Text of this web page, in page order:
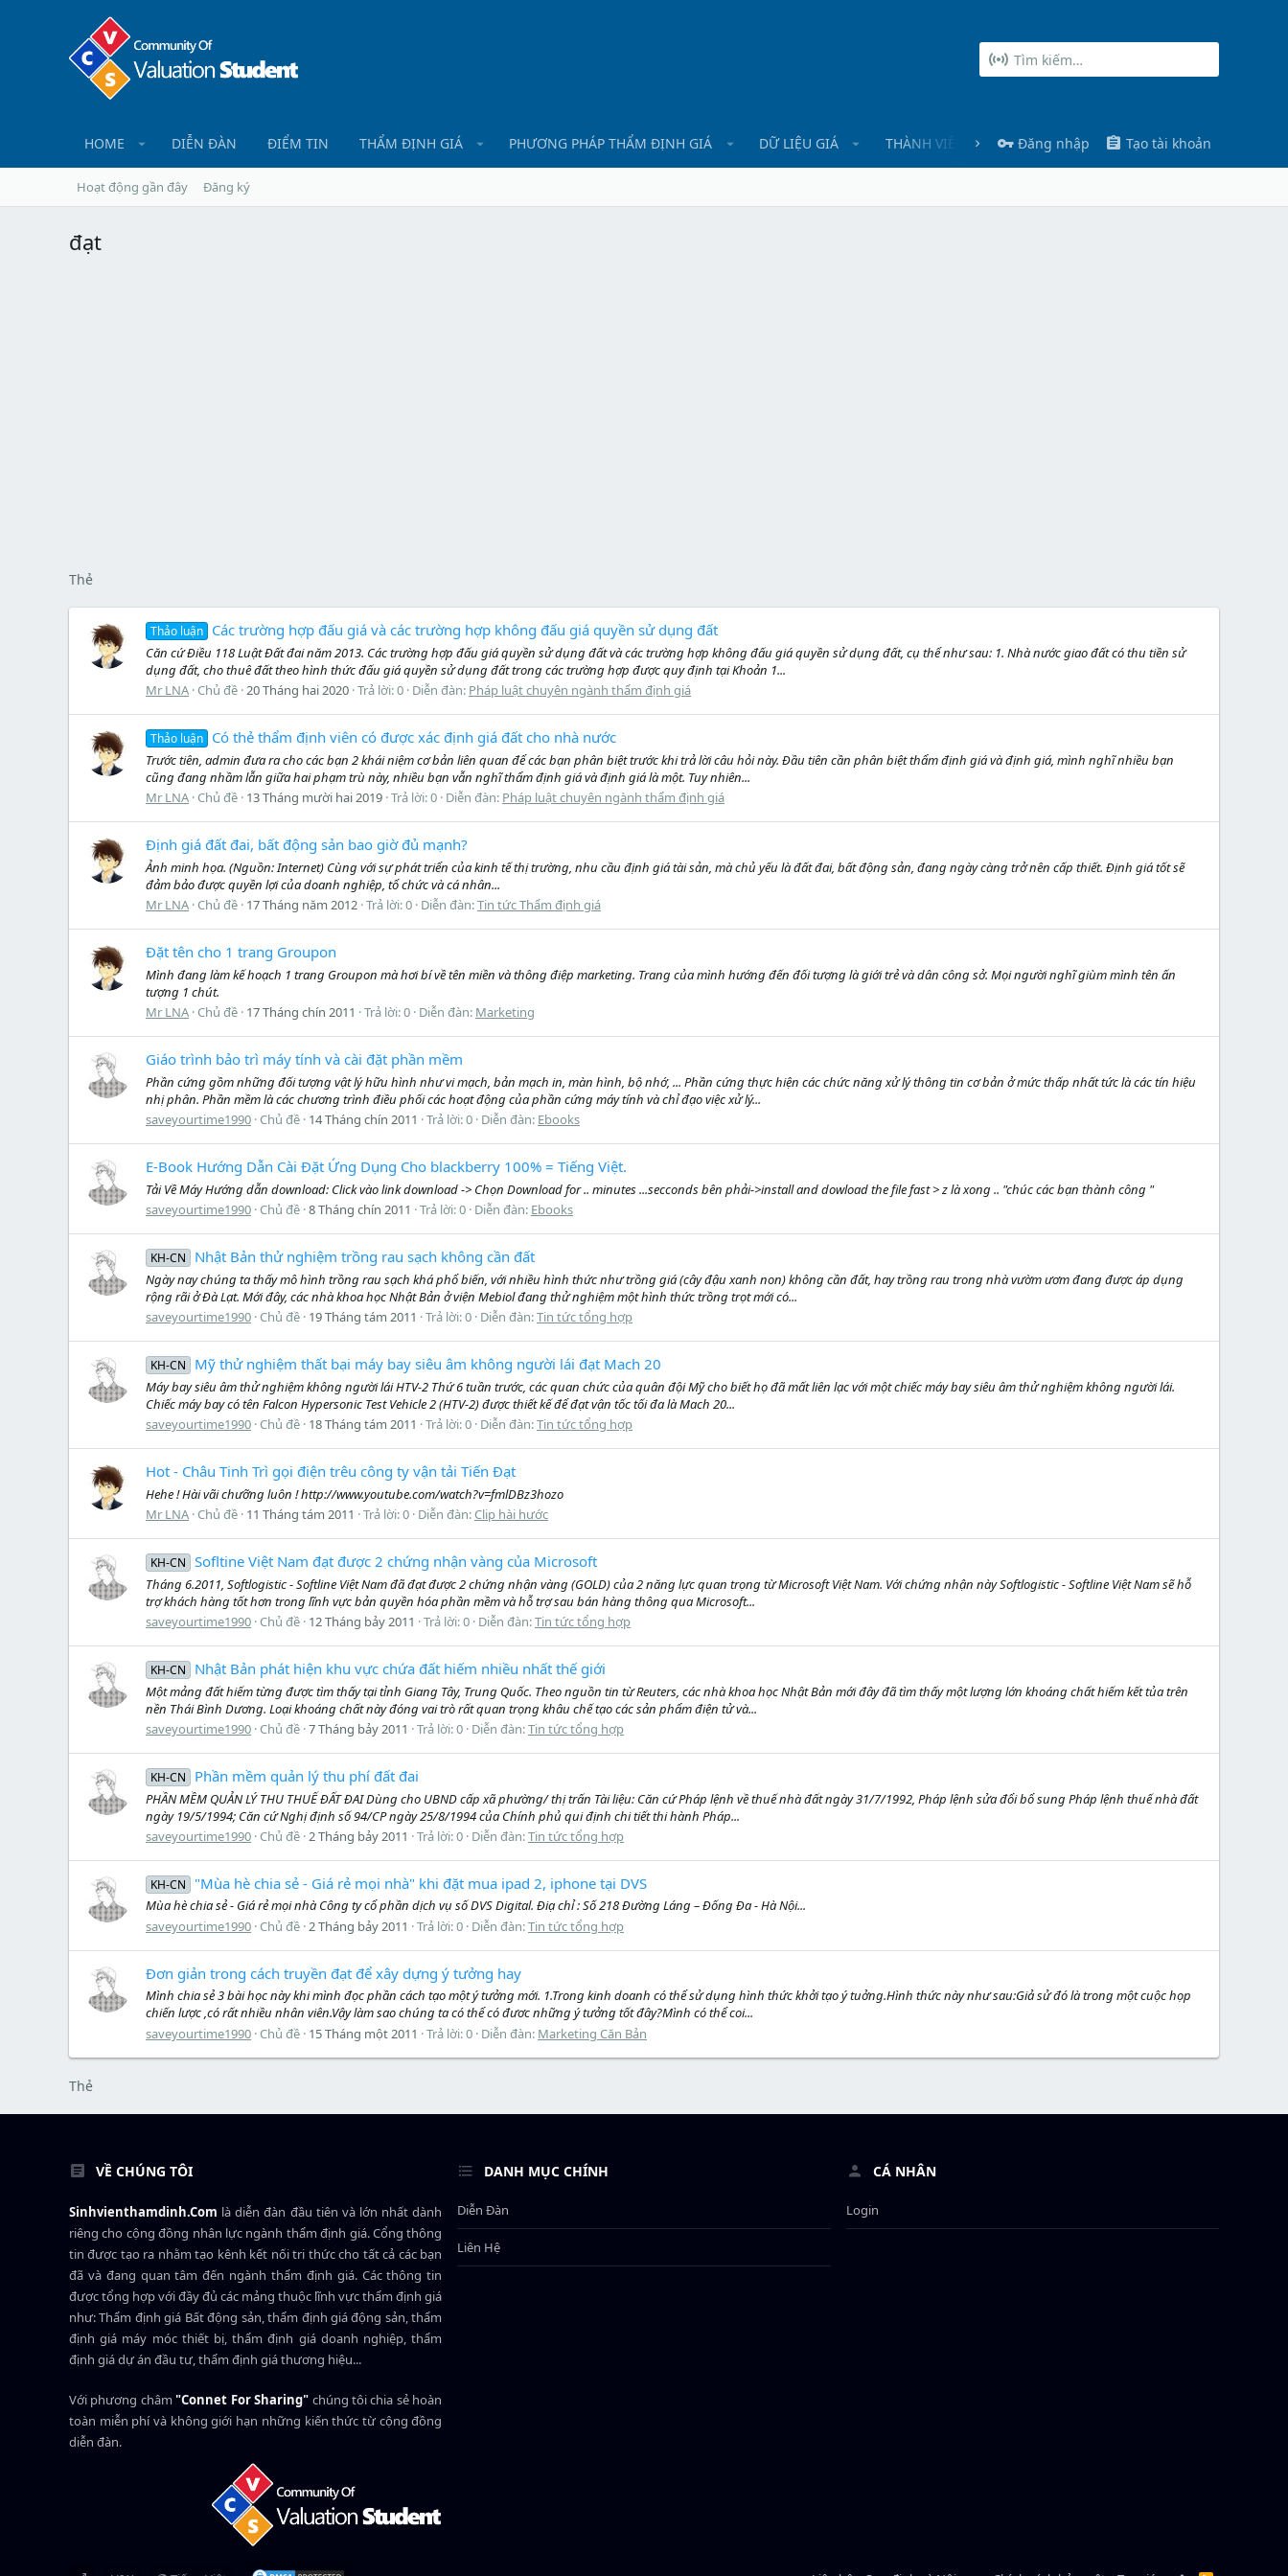
HOME DIỄN ĐÀN ĐIỂM TIN THẨM ĐỊNH GIÁ PHƯƠNG PHÁP THẨM ĐỊNH GIÁ DỮ LIỆU GIÁ THÀNH VIÊN Đăng nhập Tạo tài khoản
Hoạt động gần đây Đăng ký
đạt
Thẻ
Thảo luận Các trường hợp đấu giá và các trường hợp không đấu giá quyền sử dụng đất
Căn cứ Điều 118 Luật Đất đai năm 2013. Các trường hợp đấu giá quyền sử dụng đất và các trường hợp không đấu giá quyền sử dụng đất, cụ thể như sau: 1. Nhà nước giao đất có thu tiền sử
dụng đất, cho thuê đất theo hình thức đấu giá quyền sử dụng đất trong các trường hợp được quy định tại Khoản 1...
Mr LNA Chủ đề 20 Tháng hai 2020 Trả lời: 0 Diễn đàn: Pháp luật chuyên ngành thẩm định giá
Thảo luận Có thẻ thẩm định viên có được xác định giá đất cho nhà nước
Trước tiên, admin đưa ra cho các bạn 2 khái niệm cơ bản liên quan để các bạn phân biệt trước khi trả lời câu hỏi này. Đầu tiên cần phân biệt thẩm định giá và định giá, mình nghĩ nhiều bạn
cũng đang nhầm lẫn giữa hai phạm trù này, nhiều bạn vẫn nghĩ thẩm định giá và định giá là một. Tuy nhiên...
Mr LNA Chủ đề 13 Tháng mười hai 2019 Trả lời: 0 Diễn đàn: Pháp luật chuyên ngành thẩm định giá
Định giá đất đai, bất động sản bao giờ đủ mạnh?
Ảnh minh họa. (Nguồn: Internet) Cùng với sự phát triển của kinh tế thị trường, nhu cầu định giá tài sản, mà chủ yếu là đất đai, bất động sản, đang ngày càng trở nên cấp thiết. Định giá tốt sẽ
đảm bảo được quyền lợi của doanh nghiệp, tổ chức và cá nhân...
Mr LNA Chủ đề 17 Tháng năm 2012 Trả lời: 0 Diễn đàn:Tin tức Thẩm định giá
Đặt tên cho 1 trang Groupon
Mình đang làm kế hoạch 1 trang Groupon mà hơi bí về tên miền và thông điệp marketing. Trang của mình hướng đến đối tượng là giới trẻ và dân công sở. Mọi người nghĩ giùm mình tên ấn
tượng 1 chút.​
Mr LNA Chủ đề 17 Tháng chín 2011 Trả lời: 0 Diễn đàn: Marketing
Giáo trình bảo trì máy tính và cài đặt phần mềm
Phần cứng gồm những đối tượng vật lý hữu hình như vi mạch, bản mạch in, màn hình, bộ nhớ, ... Phần cứng thực hiện các chức năng xử lý thông tin cơ bản ở mức thấp nhất tức là các tín hiệu
nhị phân. Phần mềm là các chương trình điều phối các hoạt động của phần cứng máy tính và chỉ đạo việc xử lý...
saveyourtime1990 Chủ đề 14 Tháng chín 2011 Trả lời: 0 Diễn đàn: Ebooks
E-Book Hướng Dẫn Cài Đặt Ứng Dụng Cho blackberry 100% = Tiếng Việt.
Tải Về Máy Hướng dẫn download: Click vào link download -> Chọn Download for .. minutes ...secconds bên phải->install and dowload the file fast > z là xong .. "chúc các bạn thành công "
saveyourtime1990 Chủ đề 8 Tháng chín 2011 Trả lời: 0 Diễn đàn: Ebooks
KH-CN Nhật Bản thử nghiệm trồng rau sạch không cần đất
Ngày nay chúng ta thấy mô hình trồng rau sạch khá phổ biến, với nhiều hình thức như trồng giá (cây đậu xanh non) không cần đất, hay trồng rau trong nhà vườm ươm đang được áp dụng
rộng rãi ở Đà Lạt. Mới đây, các nhà khoa học Nhật Bản ở viện Mebiol đang thử nghiệm một hình thức trồng trọt mới có...
saveyourtime1990 Chủ đề 19 Tháng tám 2011 Trả lời: 0 Diễn đàn:Tin tức tổng hợp
KH-CN Mỹ thử nghiệm thất bại máy bay siêu âm không người lái đạt Mach 20
Máy bay siêu âm thử nghiệm không người lái HTV-2 Thứ 6 tuần trước, các quan chức của quân đội Mỹ cho biết họ đã mất liên lạc với một chiếc máy bay siêu âm thử nghiệm không người lái.
Chiếc máy bay có tên Falcon Hypersonic Test Vehicle 2 (HTV-2) được thiết kế để đạt vận tốc tối đa là Mach 20...
saveyourtime1990 Chủ đề 18 Tháng tám 2011 Trả lời: 0 Diễn đàn:Tin tức tổng hợp
Hot - Châu Tinh Trì gọi điện trêu công ty vận tải Tiến Đạt
Hehe ! Hài vãi chưỡng luôn ! http://www.youtube.com/watch?v=fmlDBz3hozo
Mr LNA Chủ đề 11 Tháng tám 2011 Trả lời: 0 Diễn đàn:Clip hài hước
KH-CN Sofltine Việt Nam đạt được 2 chứng nhận vàng của Microsoft
Tháng 6.2011, Softlogistic - Softline Việt Nam đã đạt được 2 chứng nhận vàng (GOLD) của 2 năng lực quan trọng từ Microsoft Việt Nam. Với chứng nhận này Softlogistic - Softline Việt Nam sẽ hỗ
trợ khách hàng tốt hơn trong lĩnh vực bản quyền hóa phần mềm và hỗ trợ sau bán hàng thông qua Microsoft...
saveyourtime1990 Chủ đề 12 Tháng bảy 2011 Trả lời: 0 Diễn đàn:Tin tức tổng hợp
KH-CN Nhật Bản phát hiện khu vực chứa đất hiếm nhiều nhất thế giới
Một mảng đất hiếm từng được tìm thấy tại tỉnh Giang Tây, Trung Quốc. Theo nguồn tin từ Reuters, các nhà khoa học Nhật Bản mới đây đã tìm thấy một lượng lớn khoáng chất hiếm kết tủa trên
nền Thái Bình Dương. Loại khoáng chất này đóng vai trò rất quan trọng khâu chế tạo các sản phẩm điện tử và...
saveyourtime1990 Chủ đề 7 Tháng bảy 2011 Trả lời: 0 Diễn đàn:Tin tức tổng hợp
KH-CN Phần mềm quản lý thu phí đất đai
PHẦN MỀM QUẢN LÝ THU THUẾ ĐẤT ĐAI Dùng cho UBND cấp xã phường/ thị trấn Tài liệu: Căn cứ Pháp lệnh về thuế nhà đất ngày 31/7/1992, Pháp lệnh sửa đổi bổ sung Pháp lệnh thuế nhà đất
ngày 19/5/1994; Căn cứ Nghị định số 94/CP ngày 25/8/1994 của Chính phủ qui định chi tiết thi hành Pháp...
saveyourtime1990 Chủ đề 2 Tháng bảy 2011 Trả lời: 0 Diễn đàn:Tin tức tổng hợp
KH-CN "Mùa hè chia sẻ - Giá rẻ mọi nhà" khi đặt mua ipad 2, iphone tại DVS
Mùa hè chia sẻ - Giá rẻ mọi nhà Công ty cổ phần dịch vụ số DVS Digital. Điạ chỉ : Số 218 Đường Láng – Đống Đa - Hà Nội...
saveyourtime1990 Chủ đề 2 Tháng bảy 2011 Trả lời: 0 Diễn đàn:Tin tức tổng hợp
Đơn giản trong cách truyền đạt để xây dựng ý tưởng hay
Mình chia sẻ 3 bài học này khi mình đọc phần cách tạo một ý tưởng mới. 1.Trong kinh doanh có thể sử dụng hình thức khởi tạo ý tuởng.Hình thức này như sau:Giả sử đó là trong một cuộc họp
chiến lược ,có rất nhiều nhân viên.Vậy làm sao chúng ta có thể có đươc những ý tưởng tốt đây?Mình có thể coi...
saveyourtime1990 Chủ đề 15 Tháng một 2011 Trả lời: 0 Diễn đàn: Marketing Căn Bản
Thẻ
VỀ CHÚNG TÔI
Sinhvienthamdinh.Com là diễn đàn đầu tiên và lớn nhất dành
riêng cho cộng đồng nhân lực ngành thẩm định giá. Cổng thông
tin được tạo ra nhằm tạo kênh kết nối tri thức cho tất cả các bạn
đã và đang quan tâm đến ngành thẩm định giá. Các thông tin
được tổng hợp với đầy đủ các mảng thuộc lĩnh vực thẩm định giá
như: Thẩm định giá Bất động sản, thẩm định giá động sản, thẩm
định giá máy móc thiết bị, thẩm định giá doanh nghiệp, thẩm
định giá dự án đầu tư, thẩm định giá thương hiệu...
Với phương châm"Connet For Sharing" chúng tôi chia sẻ hoàn
toàn miễn phí và không giới hạn những kiến thức từ cộng đồng
diễn đàn.
DANH MỤC CHÍNH
Diễn Đàn
Liên Hệ
CÁ NHÂN
Login